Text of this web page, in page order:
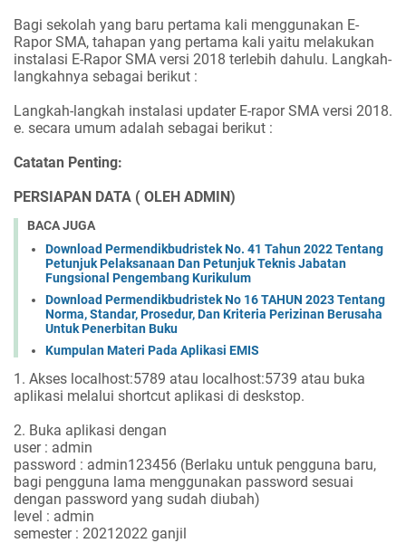
Bagi sekolah yang baru pertama kali menggunakan E-
Rapor SMA, tahapan yang pertama kali yaitu melakukan
instalasi E-Rapor SMA versi 2018 terlebih dahulu. Langkah-
langkahnya sebagai berikut :
Langkah-langkah instalasi updater E-rapor SMA versi 2018.
e. secara umum adalah sebagai berikut :
Catatan Penting:
PERSIAPAN DATA ( OLEH ADMIN)
BACA JUGA
Download Permendikbudristek No. 41 Tahun 2022 Tentang
Petunjuk Pelaksanaan Dan Petunjuk Teknis Jabatan
Fungsional Pengembang Kurikulum
Download Permendikbudristek No 16 TAHUN 2023 Tentang
Norma, Standar, Prosedur, Dan Kriteria Perizinan Berusaha
Untuk Penerbitan Buku
Kumpulan Materi Pada Aplikasi EMIS
1. Akses localhost:5789 atau localhost:5739 atau buka
aplikasi melalui shortcut aplikasi di deskstop.
2. Buka aplikasi dengan
user : admin
password : admin123456 (Berlaku untuk pengguna baru,
bagi pengguna lama menggunakan password sesuai
dengan password yang sudah diubah)
level : admin
semester : 20212022 ganjil